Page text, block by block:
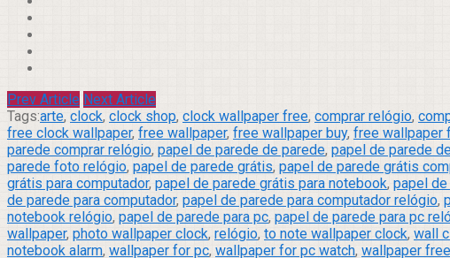
Prev Article Next Article
Tags:arte, clock, clock shop, clock wallpaper free, comprar relógio,
free clock wallpaper, free wallpaper, free wallpaper buy, free wallpaper
parede comprar relógio, papel de parede de parede, papel de parede
parede foto relógio, papel de parede grátis, papel de parede grátis
grátis para computador, papel de parede grátis para notebook, papel
de parede para computador, papel de parede para computador relógio,
notebook relógio, papel de parede para pc, papel de parede para pc
wallpaper, photo wallpaper clock, relógio, to note wallpaper clock, wall
notebook alarm, wallpaper for pc, wallpaper for pc watch, wallpaper